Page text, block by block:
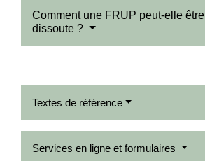
Comment une FRUP peut-elle être
dissoute ?
Textes de référence
Services en ligne et formulaires